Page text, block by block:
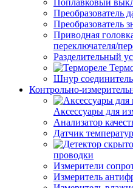
Поплавковый
Преобразователь
Преобразователь
Приводная
переключателя/
Разделительный
Шнур
Контрольно-
Аксессуары для
Анализатор
Датчик
проводки
Измерители
Измеритель